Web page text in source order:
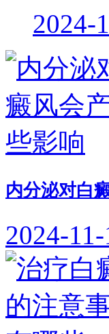
2024-
内分泌对白
2024-